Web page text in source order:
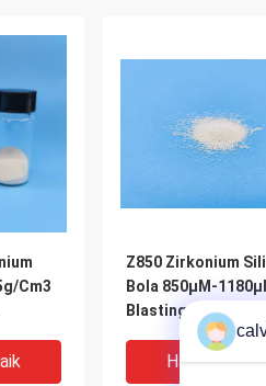
Cm3
Z850 Zirkonium
Bola 850μM-
Blasting Media
Laptop Shell
Harga